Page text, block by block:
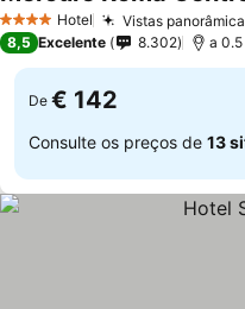
4 EstrelasHotel Vistas
8,5 Excelente 8.302 a
De € 142
Consulte os preços de 13